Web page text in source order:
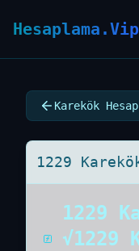
Hesaplama.Vip
Karekök
1229
1229
√1229